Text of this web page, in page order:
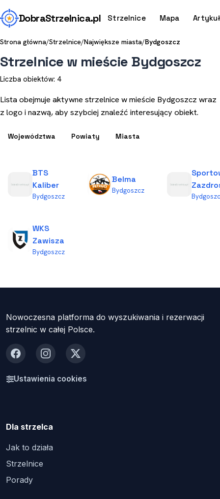
DobraStrzelnica.pl Strzelnice Mapa
Strona główna/Strzelnice/Największe miasta/Bydgoszcz
Strzelnice w mieście Bydgoszcz
Liczba obiektów: 4
Lista obejmuje aktywne strzelnice w mieście Bydgoszcz wraz
z logo i nazwą, aby szybciej znaleźć interesujący obiekt.
Województwa Powiaty Miasta
BTS
Kaliber
Bydgoszcz
Belma
Bydgoszcz
WKS
Zawisza
Bydgoszcz
Nowoczesna platforma do wyszukiwania i rezerwacji
strzelnic w całej Polsce.
FacebookInstagram
X
Ustawienia cookies
Dla strzelca
Jak to działa
Strzelnice
Porady